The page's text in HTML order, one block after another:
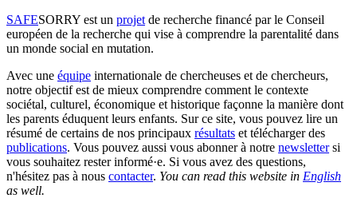
SAFESORRY est un projet de recherche financé par le Conseil
européen de la recherche qui vise à comprendre la parentalité dans
un monde social en mutation.
Avec une équipe internationale de chercheuses et de chercheurs,
notre objectif est de mieux comprendre comment le contexte
sociétal, culturel, économique et historique façonne la manière dont
les parents éduquent leurs enfants. Sur ce site, vous pouvez lire un
résumé de certains de nos principaux résultats et télécharger des
publications. Vous pouvez aussi vous abonner à notre newslettersi
vous souhaitez rester informé·e. Si vous avez des questions,
n'hésitez pas à nous contacter. You can read this website in English
as well.